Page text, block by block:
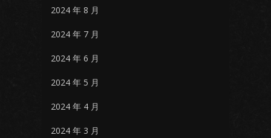
2024 年 8 月
2024 年 7 月
2024 年 6 月
2024 年 5 月
2024 年 4 月
2024 年 3 月